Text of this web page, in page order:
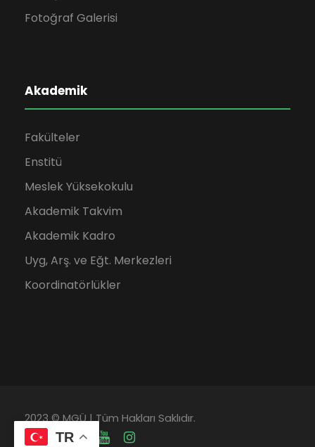
Fotoğraf Galerisi
Akademik
Fakülteler
Enstitü
Meslek Yüksekokulu
Akademik Takvim
Akademik Kadro
Uyg, Arş. ve Eğt. Merkezleri
Koordinatörlükler
2023 © MGÜ | Tüm Hakları Saklıdır.
TR